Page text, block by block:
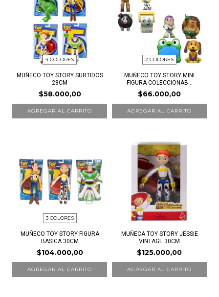
4 COLORES
MUÑECO TOY STORY SURTIDOS
28CM
$58.000,00
AGREGAR AL CARRITO
2 COLORES
MUÑECO TOY STORY MINI
FIGURA COLECCIONAB...
$66.000,00
AGREGAR AL CARRITO
3 COLORES
MUÑECO TOY STORY FIGURA
BASICA 30CM
$104.000,00
AGREGAR AL CARRITO
MUÑECA TOY STORY JESSIE
VINTAGE 30CM
$125.000,00